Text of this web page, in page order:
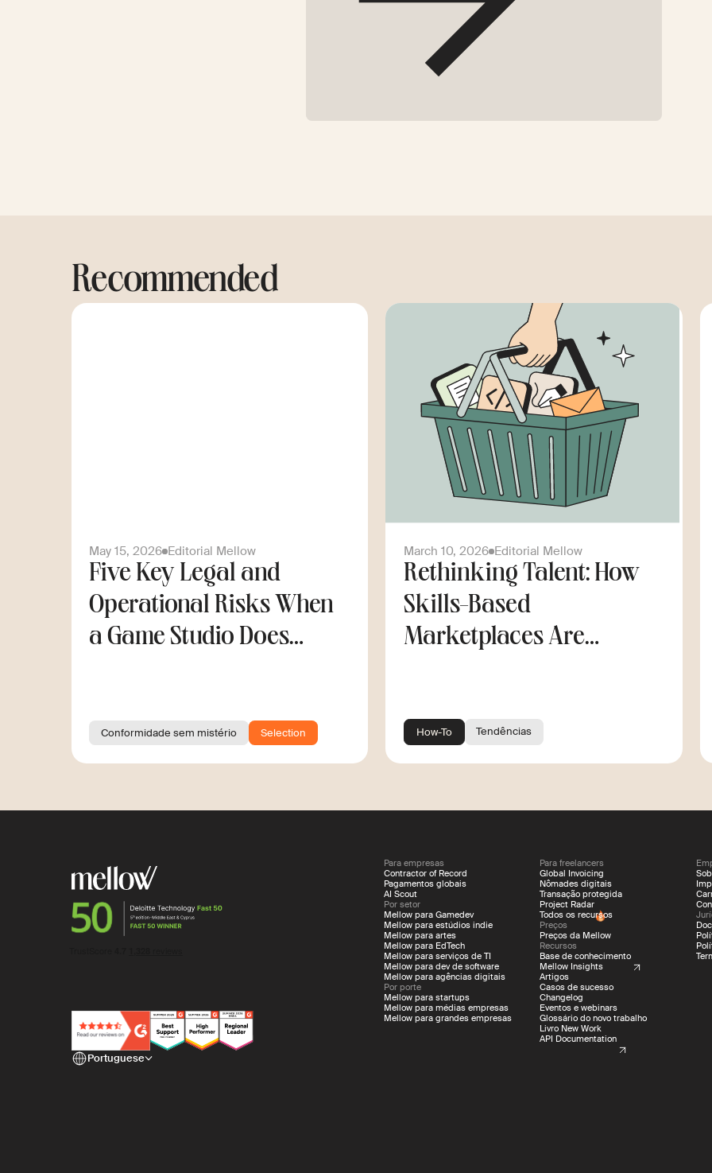
Recommended
May 15, 2026 Editorial Mellow
Five Key Legal and
Operational Risks When
a Game Studio Does
Conformidade sem mistério Selection
March 10, 2026 Editorial Mellow
Rethinking Talent: How
Skills-Based
Marketplaces Are
How-To Tendências
Portuguese
Para empresas
Contractor of Record
Pagamentos globais
AI Scout
Por setor
Mellow para Gamedev
Mellow para estúdios indie
Mellow para artes
Mellow para EdTech
Mellow para serviços de TI
Mellow para dev de software
Mellow para agências digitais
Por porte
Mellow para startups
Mellow para médias empresas
Mellow para grandes empresas
Para freelancers
Global Invoicing
Nômades digitais
Transação protegida
Project Radar
Todos os recursos
Preços
Preços da Mellow
Recursos
Base de conhecimento
Mellow Insights
Artigos
Casos de sucesso
Changelog
Eventos e webinars
Glossário do novo trabalho
Livro New Work
API Documentation